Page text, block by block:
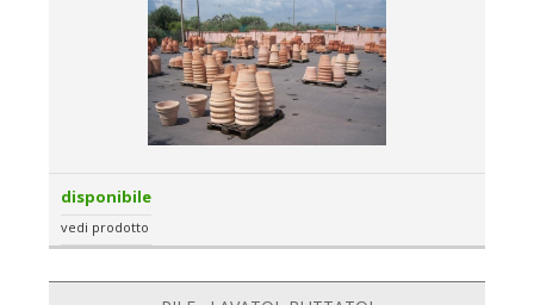
disponibile
vedi prodotto